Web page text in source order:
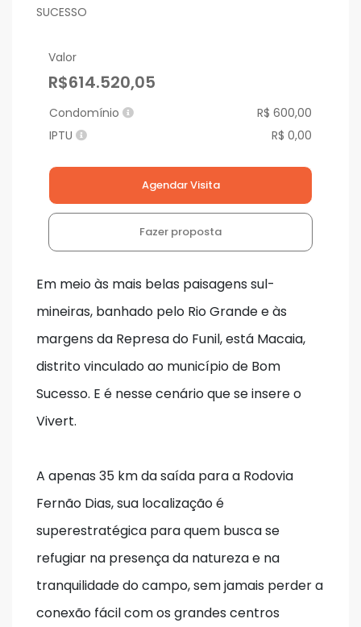
SUCESSO
Valor
R$614.520,05
Condomínio
R$ 600,00
IPTU
R$ 0,00
Agendar Visita
Fazer proposta
Em meio às mais belas paisagens sul-
mineiras, banhado pelo Rio Grande e às
margens da Represa do Funil, está Macaia,
distrito vinculado ao município de Bom
Sucesso. E é nesse cenário que se insere o
Vivert.
A apenas 35 km da saída para a Rodovia
Fernão Dias, sua localização é
superestratégica para quem busca se
refugiar na presença da natureza e na
tranquilidade do campo, sem jamais perder a
conexão fácil com os grandes centros